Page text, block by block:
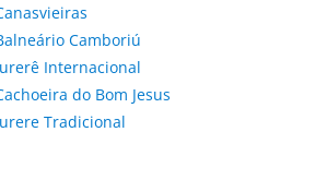
Camboriú
Internacional
do Bom Jesus
Tradicional